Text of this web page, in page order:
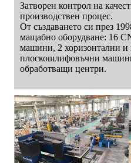
Затворен контрол на
производствен процес.
От създаването си през
мащабно оборудване: 16
машини, 2 хоризонтални и
плоскошлифовъчни
обработващи центри.